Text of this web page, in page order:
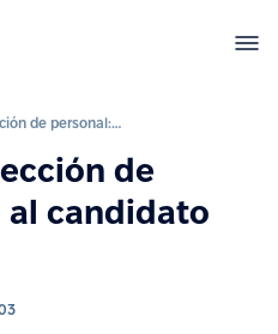
Técnicas de selección de personal: atrae al candidato ideal
de
al candidato